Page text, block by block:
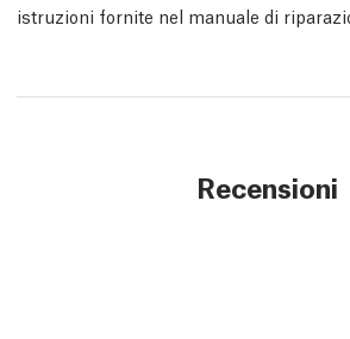
istruzioni fornite nel manuale di
Recensioni